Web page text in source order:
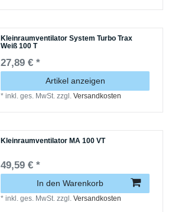
Kleinraumventilator System Turbo Trax
Weiß 100 T
27,89 € *
Artikel anzeigen
*inkl. ges. MwSt. zzgl.Versandkosten
Kleinraumventilator MA 100 VT
49,59 € *
In den Warenkorb
*inkl. ges. MwSt. zzgl.Versandkosten